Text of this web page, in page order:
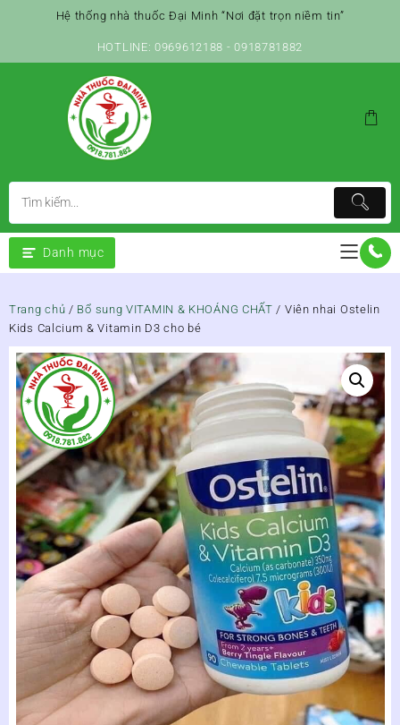
Hệ thống nhà thuốc Đại Minh “Nơi đặt trọn niềm tin”
HOTLINE: 0969612188 - 0918781882
Danh mục
Trang chủ / Bổ sung VITAMIN & KHOÁNG CHẤT / Viên nhai Ostelin
Kids Calcium & Vitamin D3 cho bé